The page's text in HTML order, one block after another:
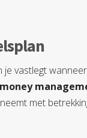
je vastlegt
money
met